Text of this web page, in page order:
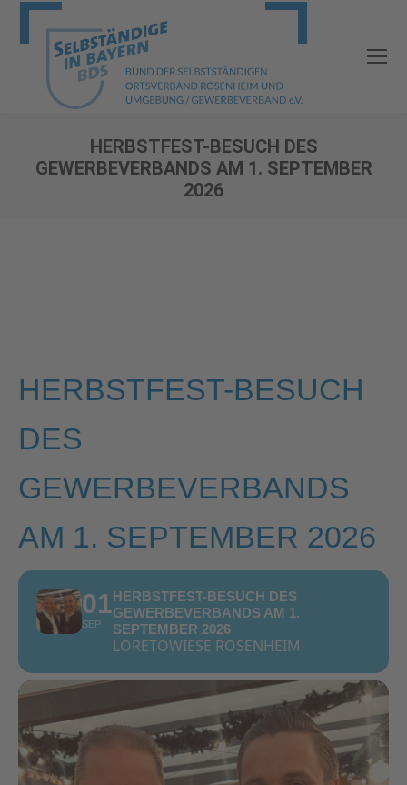
HERBSTFEST-BESUCH DES
GEWERBEVERBANDS AM 1. SEPTEMBER
2026
HERBSTFEST-BESUCH
DES
GEWERBEVERBANDS
AM 1. SEPTEMBER 2026
01
SEP
HERBSTFEST-BESUCH DES
GEWERBEVERBANDS AM 1.
SEPTEMBER 2026
LORETOWIESE ROSENHEIM